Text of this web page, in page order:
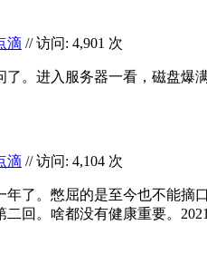
滴 // 访问: 4,901 次
。进入服务器一看，磁盘爆
滴 // 访问: 4,104 次
了。憋屈的是至今也不能
回。啥都没有健康重要。